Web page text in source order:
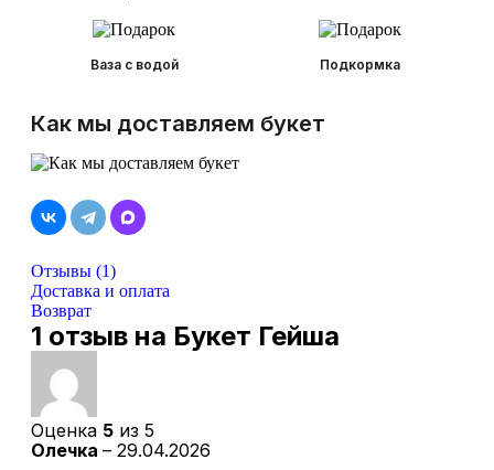
Ваза с водой Подкормка
Как мы доставляем букет
Отзывы (1)
Доставка и оплата
Возврат
1 отзыв на Букет Гейша
Оценка 5из 5
Олечка – 29.04.2026